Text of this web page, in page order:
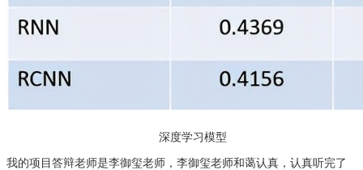
深度学习模型
我的项目答辩老师是李御玺老师，李御玺老师和蔼认真，认真听完了